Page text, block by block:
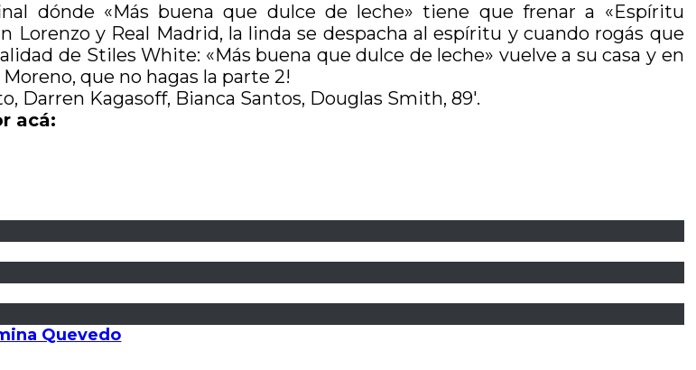
dónde «Más buena que dulce de leche» tiene que frenar a «Espíritu
y Real Madrid, la linda se despacha al espíritu y cuando rogás que
de Stiles White: «Más buena que dulce de leche» vuelve a su casa y en
que no hagas la parte 2!
Darren Kagasoff, Bianca Santos, Douglas Smith, 89′.
acá:
Quevedo